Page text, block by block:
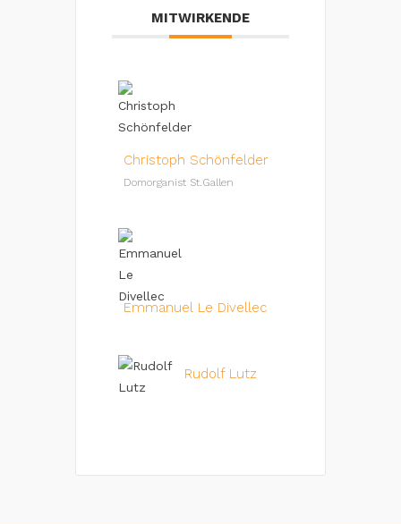
MITWIRKENDE
Christoph Schönfelder
Domorganist St.Gallen
Emmanuel Le Divellec
Rudolf Lutz